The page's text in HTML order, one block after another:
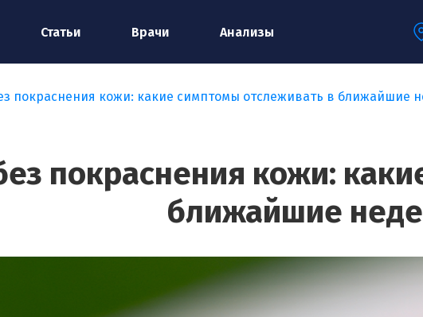
Статьи Врачи Анализы
покраснения кожи: какие симптомы отслеживать в ближайшие
покраснения кожи:
ближайшие
Ваше имя:*